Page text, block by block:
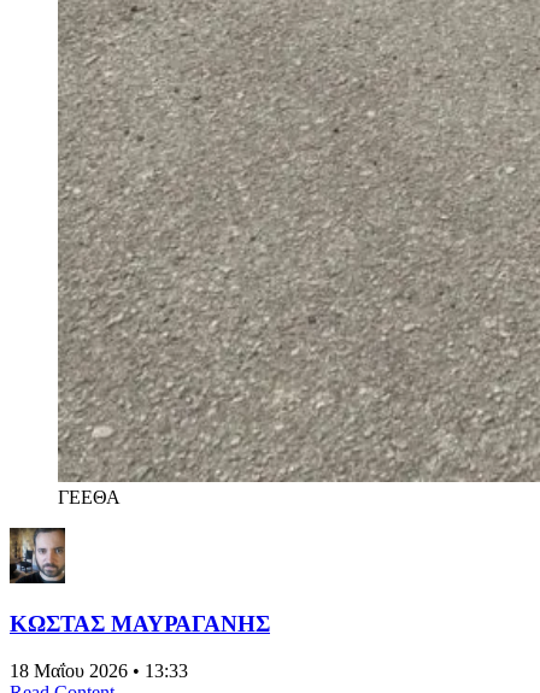
ΓΕΕΘΑ
ΚΩΣΤΑΣ ΜΑΥΡΑΓΑΝΗΣ
18 Μαΐου 2026 • 13:33